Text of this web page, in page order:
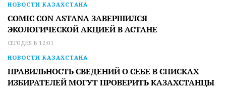
НОВОСТИ КАЗАХСТАНА
COMIC CON ASTANA ЗАВЕРШИЛСЯ
ЭКОЛОГИЧЕСКОЙ АКЦИЕЙ В АСТАНЕ
СЕГОДНЯ В 12:01
НОВОСТИ КАЗАХСТАНА
ПРАВИЛЬНОСТЬ СВЕДЕНИЙ О СЕБЕ В СПИСКАХ
ИЗБИРАТЕЛЕЙ МОГУТ ПРОВЕРИТЬ КАЗАХСТАНЦЫ